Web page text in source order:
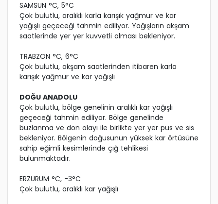
SAMSUN °C, 5°C
Çok bulutlu, aralıklı karla karışık yağmur ve kar
yağışlı geçeceği tahmin ediliyor. Yağışların akşam
saatlerinde yer yer kuvvetli olması bekleniyor.
TRABZON °C, 6°C
Çok bulutlu, akşam saatlerinden itibaren karla
karışık yağmur ve kar yağışlı
DOĞU ANADOLU
Çok bulutlu, bölge genelinin aralıklı kar yağışlı
geçeceği tahmin ediliyor. Bölge genelinde
buzlanma ve don olayı ile birlikte yer yer pus ve sis
bekleniyor. Bölgenin doğusunun yüksek kar örtüsüne
sahip eğimli kesimlerinde çığ tehlikesi
bulunmaktadır.
ERZURUM °C, -3°C
Çok bulutlu, aralıklı kar yağışlı